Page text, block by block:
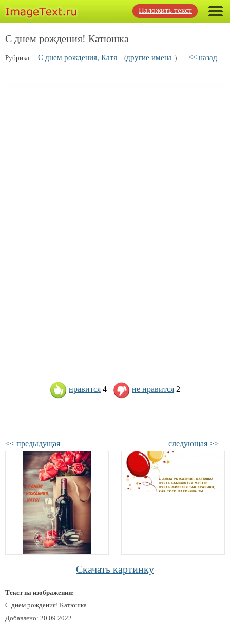
Наложить текст
С днем рождения! Катюшка
Рубрика: С днем рождения, Катя (другие имена ) << назад
нравится 4 не нравится 2
<< предыдущая следующая >>
Скачать картинку
Текст на изображении:
С днем рождения! Катюшка
Добавлено: 20.09.2022